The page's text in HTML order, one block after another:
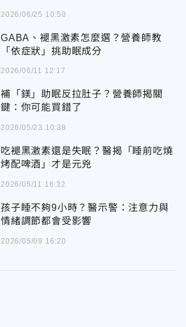
2026/06/25 10:50
GABA、褪黑激素怎麼選？營養師教
「依症狀」挑助眠成分
2026/06/11 12:17
補「鎂」助眠反拉肚子？營養師揭關
鍵：你可能買錯了
2026/05/23 10:38
吃褪黑激素還是失眠？醫揭「睡前吃燒
烤配啤酒」才是元兇
2026/05/11 16:32
孩子睡不夠9小時？醫示警：注意力與
情緒調節都會受影響
2026/05/09 16:20